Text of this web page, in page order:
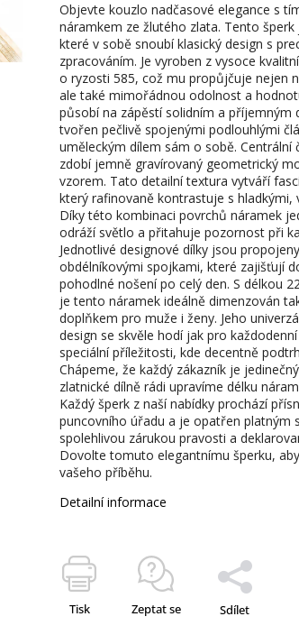
Objevte kouzlo nadčasové elegance s
náramkem ze žlutého zlata. Tento
které v sobě snoubí klasický design s
zpracováním. Je vyroben z vysoce
o ryzosti 585, což mu propůjčuje nejen
ale také mimořádnou odolnost a
působí na zápěstí solidním a příjemným
tvořen pečlivě spojenými podlouhlými
uměleckým dílem sám o sobě. Centrální
zdobí jemně gravírovaný geometrický
vzorem. Tato detailní textura vytváří
který rafinovaně kontrastuje s hladkými,
Díky této kombinaci povrchů náramek
odráží světlo a přitahuje pozornost při
Jednotlivé designové dílky jsou
obdélníkovými spojkami, které zajišťují
pohodlné nošení po celý den. S délkou
je tento náramek ideálně dimenzován
doplňkem pro muže i ženy. Jeho
design se skvěle hodí jak pro
speciální příležitosti, kde decentně
Chápeme, že každý zákazník je
zlatnické dílně rádi upravíme délku
Každý šperk z naší nabídky prochází
puncovního úřadu a je opatřen platným
spolehlivou zárukou pravosti a
Dovolte tomuto elegantnímu šperku,
vašeho příběhu.
Detailní informace
Tisk Zeptat se Sdílet